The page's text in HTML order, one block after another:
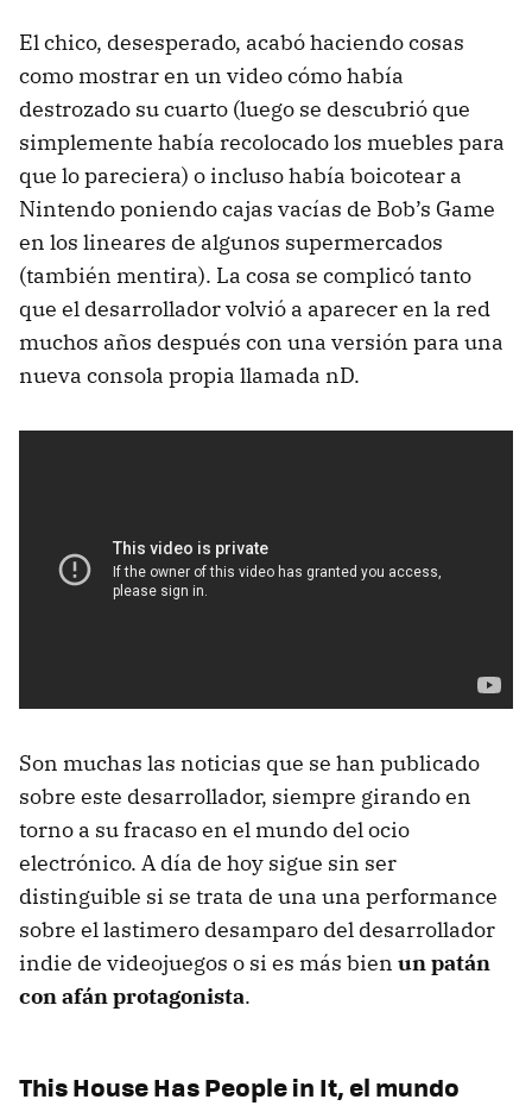
El chico, desesperado, acabó haciendo cosas
como mostrar en un video cómo había
destrozado su cuarto (luego se descubrió que
simplemente había recolocado los muebles para
que lo pareciera) o incluso había boicotear a
Nintendo poniendo cajas vacías de Bob’s Game
en los lineares de algunos supermercados
(también mentira). La cosa se complicó tanto
que el desarrollador volvió a aparecer en la red
muchos años después con una versión para una
nueva consola propia llamada nD.
Son muchas las noticias que se han publicado
sobre este desarrollador, siempre girando en
torno a su fracaso en el mundo del ocio
electrónico. A día de hoy sigue sin ser
distinguible si se trata de una una performance
sobre el lastimero desamparo del desarrollador
indie de videojuegos o si es más bien un patán
con afán protagonista.
This House Has People in It, el mundo